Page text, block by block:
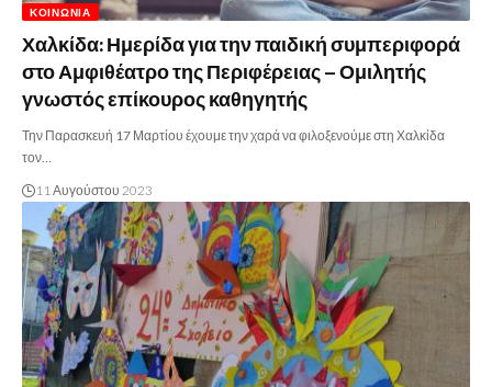
ΚΟΙΝΩΝΊΑ
Χαλκίδα: Ημερίδα για την παιδική συμπεριφορά
στο Αμφιθέατρο της Περιφέρειας – Ομιλητής
γνωστός επίκουρος καθηγητής
Την Παρασκευή 17 Μαρτίου έχουμε την χαρά να φιλοξενούμε στη Χαλκίδα
τον…
11 Αυγούστου 2023